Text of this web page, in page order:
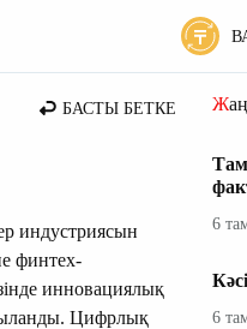
БАСТЫ БЕТКЕ
индустриясын
финтех-
инновациялық
Цифрлық
6
6